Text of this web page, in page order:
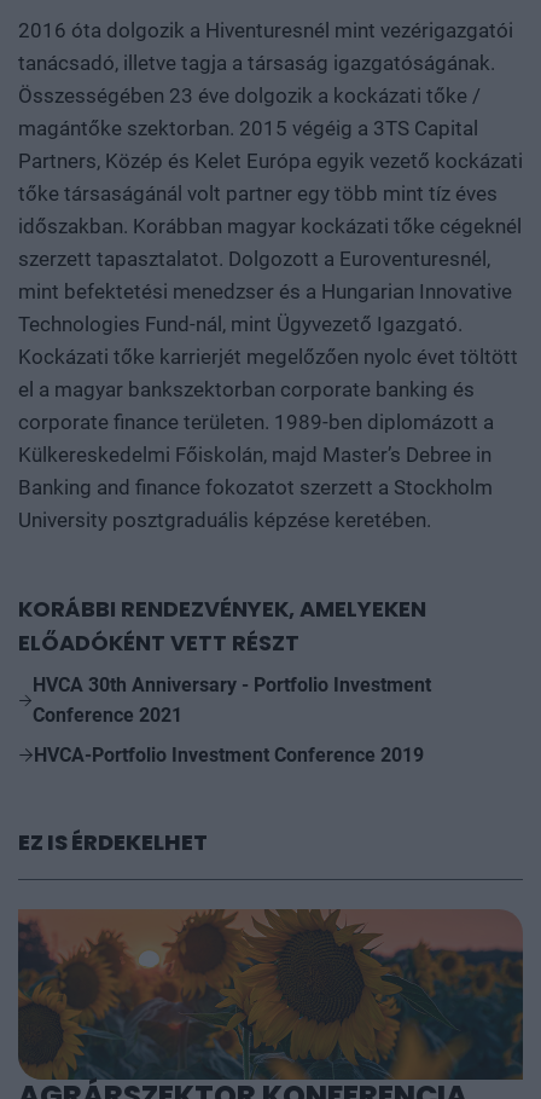
2016 óta dolgozik a Hiventuresnél mint vezérigazgatói
tanácsadó, illetve tagja a társaság igazgatóságának.
Összességében 23 éve dolgozik a kockázati tőke /
magántőke szektorban. 2015 végéig a 3TS Capital
Partners, Közép és Kelet Európa egyik vezető kockázati
tőke társaságánál volt partner egy több mint tíz éves
időszakban. Korábban magyar kockázati tőke cégeknél
szerzett tapasztalatot. Dolgozott a Euroventuresnél,
mint befektetési menedzser és a Hungarian Innovative
Technologies Fund-nál, mint Ügyvezető Igazgató.
Kockázati tőke karrierjét megelőzően nyolc évet töltött
el a magyar bankszektorban corporate banking és
corporate finance területen. 1989-ben diplomázott a
Külkereskedelmi Főiskolán, majd Master’s Debree in
Banking and finance fokozatot szerzett a Stockholm
University posztgraduális képzése keretében.
KORÁBBI RENDEZVÉNYEK, AMELYEKEN
ELŐADÓKÉNT VETT RÉSZT
HVCA 30th Anniversary - Portfolio Investment
Conference 2021
HVCA-Portfolio Investment Conference 2019
EZ IS ÉRDEKELHET